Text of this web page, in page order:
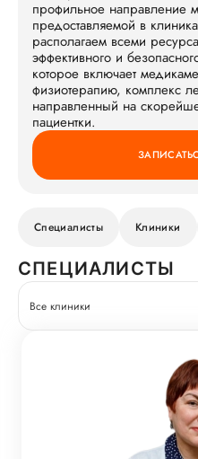
профильное направление
предоставляемой в
располагаем всеми
эффективного и
которое включает
физиотерапию, комплекс
направленный на
пациентки.
Специалисты Клиники
СПЕЦИАЛИСТЫ
Все клиники